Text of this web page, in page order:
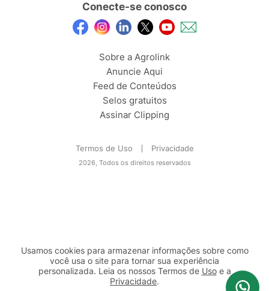
Conecte-se conosco
Sobre a Agrolink
Anuncie Aqui
Feed de Conteúdos
Selos gratuitos
Assinar Clipping
Termos de Uso Privacidade
2026, Todos os direitos reservados
Usamos cookies para armazenar informações sobre como
você usa o site para tornar sua experiência
personalizada. Leia os nossos Termos de Usoe a
Privacidade.